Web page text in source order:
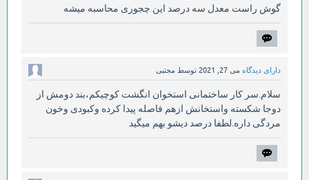
گوش راست معدل سه درصد این چجوری محاسبه میشه
دارای دیدگاه می 27, 2021 توسط مجتبی
سلام.سر کار ساختمانی استخوان انگشت کوچیکم،بند دومش از
دوجا شکسته واستخانش ازهم فاصله پیدا کرده وکبودی وخون
مردگی داره.لطفا درصد دیشو بهم میگید